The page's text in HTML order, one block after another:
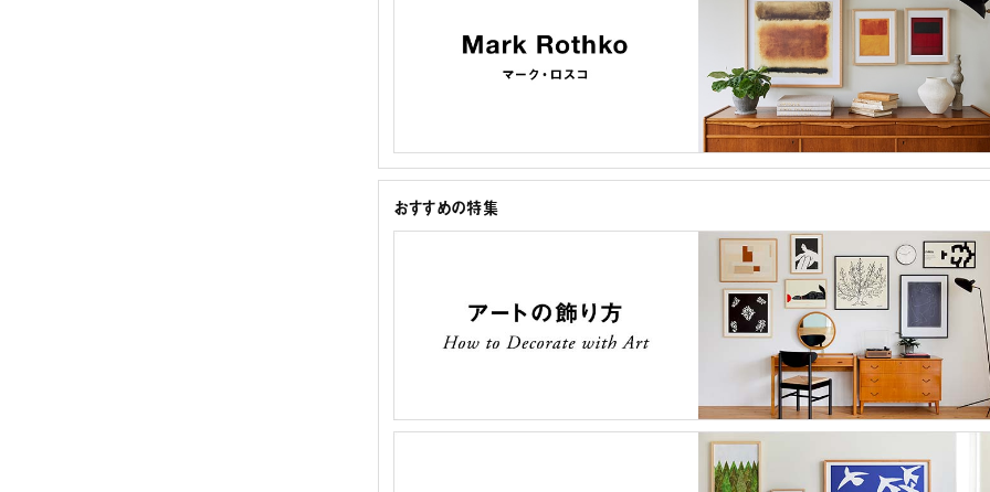
おすすめの特集